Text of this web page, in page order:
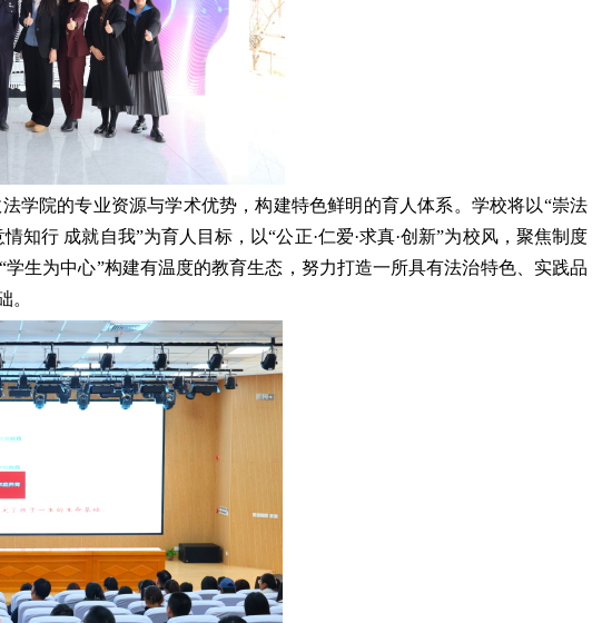
学院的专业资源与学术优势，构建特色鲜明的育人体系。学校将以“崇法
知行 成就自我”为育人目标，以“公正·仁爱·求真·创新”为校风，聚焦制度
生为中心”构建有温度的教育生态，努力打造一所具有法治特色、实践品
。